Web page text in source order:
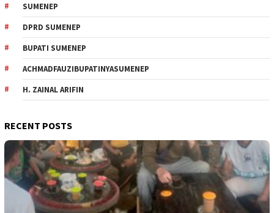
SUMENEP
DPRD SUMENEP
BUPATI SUMENEP
ACHMADFAUZIBUPATINYASUMENEP
H. ZAINAL ARIFIN
RECENT POSTS